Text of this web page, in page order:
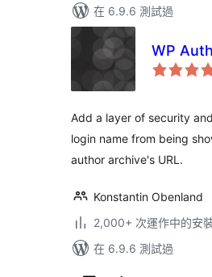
在 6.9.6 測試過
WP
Add a layer of security
login name from being
author archive's URL.
Konstantin Obenland
2,000+ 次運作中的安
在 6.9.6 測試過